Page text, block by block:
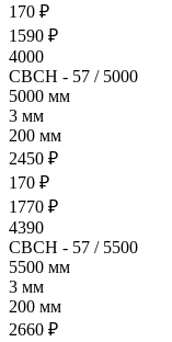
170 ₽
1590 ₽
4000
СВСН - 57 / 5000
5000 мм
3 мм
200 мм
2450 ₽
170 ₽
1770 ₽
4390
СВСН - 57 / 5500
5500 мм
3 мм
200 мм
2660 ₽